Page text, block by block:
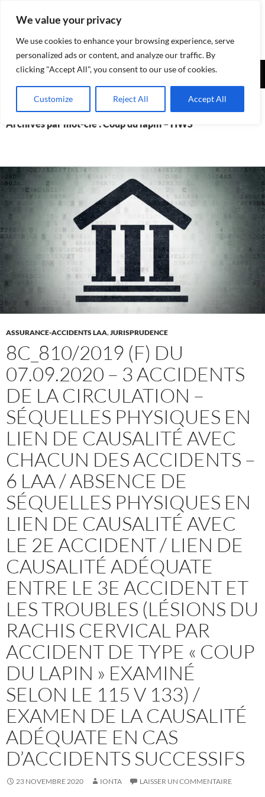
We value your privacy
We use cookies to enhance your browsing experience, serve
personalized ads or content, and analyze our traffic. By
clicking "Accept All", you consent to our use of cookies.
Customize Reject All Accept All
Assurances-sociales.info
Recherche
Archives par mot-clé : Coup du lapin – HWS
ASSURANCE-ACCIDENTS LAA,JURISPRUDENCE
8C_810/2019 (F) DU
07.09.2020 – 3 ACCIDENTS
DE LA CIRCULATION –
SÉQUELLES PHYSIQUES EN
LIEN DE CAUSALITÉ AVEC
CHACUN DES ACCIDENTS –
6 LAA / ABSENCE DE
SÉQUELLES PHYSIQUES EN
LIEN DE CAUSALITÉ AVEC
LE 2E ACCIDENT / LIEN DE
CAUSALITÉ ADÉQUATE
ENTRE LE 3E ACCIDENT ET
LES TROUBLES (LÉSIONS DU
RACHIS CERVICAL PAR
ACCIDENT DE TYPE « COUP
DU LAPIN » EXAMINÉ
SELON LE 115 V 133) /
EXAMEN DE LA CAUSALITÉ
ADÉQUATE EN CAS
D’ACCIDENTS SUCCESSIFS
23 NOVEMBRE 2020 IONTA LAISSER UN COMMENTAIRE